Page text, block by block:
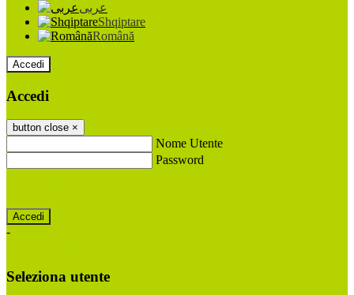
عربى
Shqiptare
Română
Accedi
Accedi
button close ×
Nome Utente
Password
-
Seleziona utente